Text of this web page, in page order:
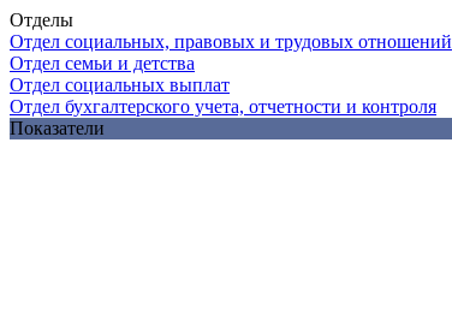
Отделы
Отдел социальных, правовых и трудовых отношений
Отдел семьи и детства
Отдел социальных выплат
Отдел бухгалтерского учета, отчетности и контроля
Показатели